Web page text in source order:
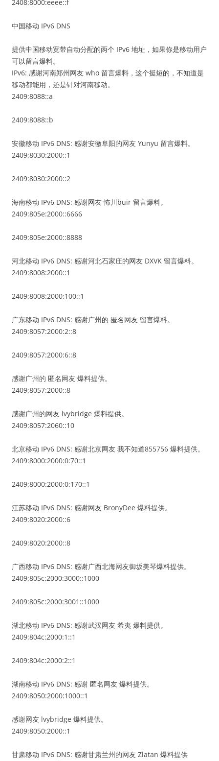
2408:8000:eeee::f
中国移动 IPv6 DNS
提供中国移动宽带自动分配的两个 IPv6 地址，如果你是移动用户
可以留言爆料。
IPv6: 感谢河南郑州网友 who 留言爆料，这个挺短的，不知道是
移动都能用，还是针对河南移动。
2409:8088::a
2409:8088::b
安徽移动 IPv6 DNS: 感谢安徽阜阳的网友 Yunyu 留言爆料。
2409:8030:2000::1
2409:8030:2000::2
海南移动 IPv6 DNS: 感谢网友 怖川buir 留言爆料。
2409:805e:2000::6666
2409:805e:2000::8888
河北移动 IPv6 DNS: 感谢河北石家庄的网友 DXVK 留言爆料。
2409:8008:2000::1
2409:8008:2000:100::1
广东移动 IPv6 DNS: 感谢广州的 匿名网友 留言爆料。
2409:8057:2000:2::8
2409:8057:2000:6::8
感谢广州的 匿名网友 爆料提供。
2409:8057:2000::8
感谢广州的网友 lvybridge 爆料提供。
2409:8057:2060::10
北京移动 IPv6 DNS: 感谢北京网友 我不知道855756 爆料提供。
2409:8000:2000:0:70::1
2409:8000:2000:0:170::1
江苏移动 IPv6 DNS: 感谢网友 BronyDee 爆料提供。
2409:8020:2000::6
2409:8020:2000::8
广西移动 IPv6 DNS: 感谢广西北海网友御坂美琴爆料提供。
2409:805c:2000:3000::1000
2409:805c:2000:3001::1000
湖北移动 IPv6 DNS: 感谢武汉网友 希夷 爆料提供。
2409:804c:2000:1::1
2409:804c:2000:2::1
湖南移动 IPv6 DNS: 感谢 匿名网友 爆料提供。
2409:8050:2000:1000::1
感谢网友 lvybridge 爆料提供。
2409:8050:2000::1
甘肃移动 IPv6 DNS: 感谢甘肃兰州的网友 Zlatan 爆料提供